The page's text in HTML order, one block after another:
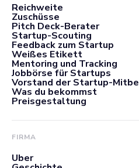
Reichweite
Zuschüsse
Pitch Deck-Berater
Startup-Scouting
Feedback zum Startup
Weißes Etikett
Mentoring und Tracking
Jobbörse für Startups
Vorstand der Startup-
Was du bekommst
Preisgestaltung
FIRMA
Über